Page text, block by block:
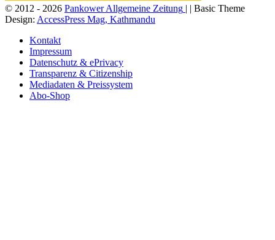
© 2012 - 2026 Pankower Allgemeine Zeitung | | Basic Theme
Design: AccessPress Mag, Kathmandu
Kontakt
Impressum
Datenschutz & ePrivacy
Transparenz & Citizenship
Mediadaten & Preissystem
Abo-Shop